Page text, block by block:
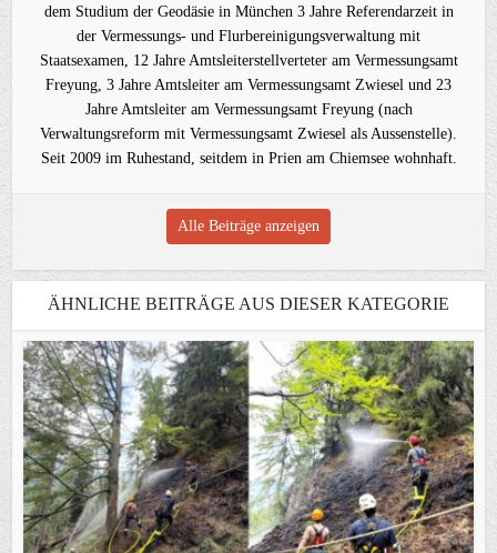
dem Studium der Geodäsie in München 3 Jahre Referendarzeit in
der Vermessungs- und Flurbereinigungsverwaltung mit
Staatsexamen, 12 Jahre Amtsleiterstellverteter am Vermessungsamt
Freyung, 3 Jahre Amtsleiter am Vermessungsamt Zwiesel und 23
Jahre Amtsleiter am Vermessungsamt Freyung (nach
Verwaltungsreform mit Vermessungsamt Zwiesel als Aussenstelle).
Seit 2009 im Ruhestand, seitdem in Prien am Chiemsee wohnhaft.
Alle Beiträge anzeigen
ÄHNLICHE BEITRÄGE AUS DIESER KATEGORIE